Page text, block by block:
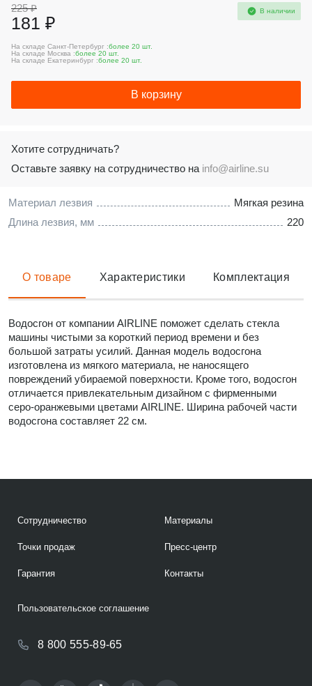
Материал лезвия
Мягкая резина
Длина лезвия, мм
220
225 ₽
181 ₽
В наличии
На складе Санкт-Петербург :более 20 шт.
На складе Москва :более 20 шт.
На складе Екатеринбург :более 20 шт.
В корзину
Хотите сотрудничать?
Оставьте заявку на сотрудничество на info@airline.su
О товаре Характеристики Комплектация
Водосгон от компании AIRLINE поможет сделать стекла
машины чистыми за короткий период времени и без
большой затраты усилий. Данная модель водосгона
изготовлена из мягкого материала, не наносящего
повреждений убираемой поверхности. Кроме того, водосгон
отличается привлекательным дизайном с фирменными
серо-оранжевыми цветами AIRLINE. Ширина рабочей части
водосгона составляет 22 см.
Сотрудничество
Точки продаж
Гарантия
Материалы
Пресс-центр
Контакты
8 800 555-89-65
Пользовательское соглашение